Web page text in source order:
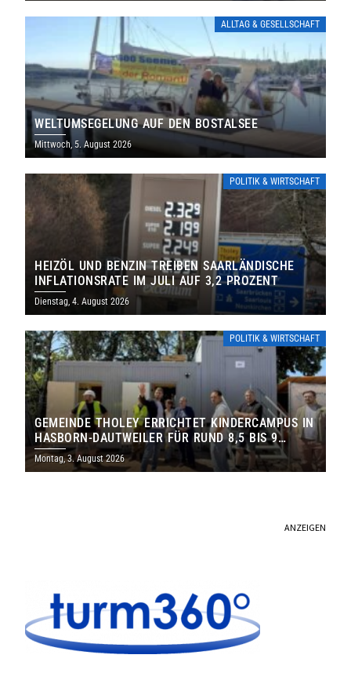
ALLTAG & GESELLSCHAFT
WELTUMSEGELUNG AUF DEN BOSTALSEE
Mittwoch, 5. August 2026
POLITIK & WIRTSCHAFT
HEIZÖL UND BENZIN TREIBEN SAARLÄNDISCHE
INFLATIONSRATE IM JULI AUF 3,2 PROZENT
Dienstag, 4. August 2026
POLITIK & WIRTSCHAFT
GEMEINDE THOLEY ERRICHTET KINDERCAMPUS IN
HASBORN-DAUTWEILER FÜR RUND 8,5 BIS 9
MILLIONEN EURO
Montag, 3. August 2026
ANZEIGEN